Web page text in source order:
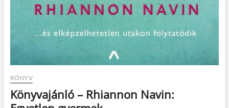
KÖNYV
Könyvajánló – Rhiannon Navin: